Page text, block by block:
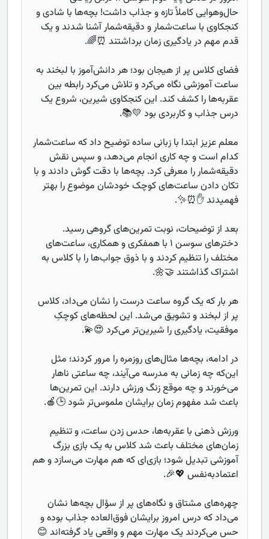
حال‌و‌هوایی کاملاً تازه و جذاب داشت! بچه‌ها با شادی و
کنجکاوی با ساعت‌شمار و دقیقه‌شمار آشنا شدند و یک
قدم مهم در یادگیری زمان برداشتند ⏰🌈.
فضای کلاس پر از هیجان بود؛ هر دانش‌آموز با لبخند به
ساعت آموزشی نگاه می‌کرد و تلاش می‌کرد رابطه بین
عقربه‌ها را کشف کند. این کنجکاوی شیرین، شروع یک
درس جذاب و کاربردی بود 💛📚.
معلم عزیز ابتدا با زبانی ساده توضیح داد که ساعت‌شمار
کدام است و چه کاری انجام می‌دهد، و سپس نقش
دقیقه‌شمار را معرفی کرد. بچه‌ها با دقت گوش دادند و با
تکان دادن ساعت‌های کوچک خودشان موضوع را بهتر
فهمیدند ✋⏰✨.
بعد از توضیحات، نوبت تمرین‌های گروهی رسید.
دخترهای سوسن ۱ با همفکری و همکاری، ساعت‌های
مختلف را تنظیم کردند و با ذوق جواب‌ها را با کلاس به
اشتراک گذاشتند 🤝🌼.
هر بار که یک گروه ساعت درست را نشان می‌داد، کلاس
پر از لبخند و تشویق می‌شد. این لحظه‌های کوچکِ
موفقیت، یادگیری را شیرین‌تر می‌کرد 😍💫.
در ادامه، بچه‌ها مثال‌های روزمره را مرور کردند؛ مثل
این‌که چه زمانی به مدرسه می‌آیند، چه ساعتی ناهار
می‌خورند و چه موقع زنگ ورزش دارند. این تمرین‌ها
باعث شد مفهوم زمان برایشان ملموس‌تر شود 🕒🍎.
ورزش ذهنی با عقربه‌ها، حدس زدن ساعت، و تنظیم
زمان‌های مختلف باعث شد کلاس به یک بازی بزرگ
آموزشی تبدیل شود؛ بازی‌ای که هم مهارت می‌سازد و هم
اعتمادبه‌نفس 💖🎉.
چهره‌های مشتاق و نگاه‌های پر از سؤال بچه‌ها نشان
می‌داد که درس امروز برایشان فوق‌العاده جذاب بوده و
حس می‌کردند یک مهارت مهم و واقعی یاد گرفته‌اند 😊